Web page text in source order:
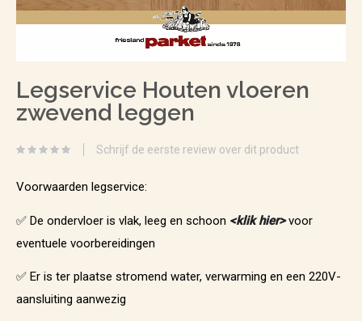
naar
het
de
Legservice Houten vloeren
zwevend leggen
Schrijf de eerste review over dit product
Voorwaarden legservice:
✅ De ondervloer is vlak, leeg en schoon <klik hier>voor
eventuele voorbereidingen
✅ Er is ter plaatse stromend water, verwarming en een 220V-
aansluiting aanwezig